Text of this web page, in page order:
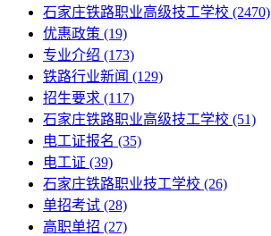
石家庄铁路职业高级技工学校 (2470)
优惠政策 (19)
专业介绍 (173)
铁路行业新闻 (129)
招生要求 (117)
石家庄铁路职业高级技工学校​ (51)
电工证报名 (35)
电工证 (39)
石家庄铁路职业技工学校 (26)
单招考试 (28)
高职单招 (27)